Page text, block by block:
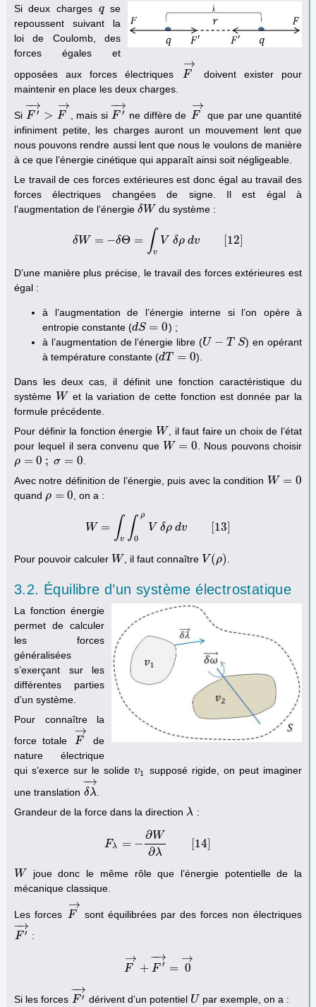
Si deux charges q
qse
repoussent suivant la
loi de Coulomb, des
forces égales et
opposées aux forces électriques
F
→
F→
doivent exister pour
maintenir en place les deux charges.
Si F ′
−→
> F
→
F′→ >F → , mais si F ′
−→
F′→ ne diffère de F
→
F→
que par une quantité
infiniment petite, les charges auront un mouvement lent que
nous pouvons rendre aussi lent que nous le voulons de manière
à ce que l’énergie cinétique qui apparaît ainsi soit négligeable.
Le travail de ces forces extérieures est donc égal au travail des
forces électriques changées de signe. Il est égal à
l’augmentation de l’énergie δW
δW du système :
δW = −δΘ = ∫v
V δρ dv 12
δW=− δΘ =∫v V δρ dv[12
D’une manière plus précise, le travail des forces extérieures est
égal :
à l’augmentation de l’énergie interne si l’on opère à
entropie constante (dS = 0
dS= 0
) ;
à l’augmentation de l’énergie libre (U − T S
U− T S
) en opérant
à température constante (dT = 0
dT= 0 ).
Dans les deux cas, il définit une fonction caractéristique du
système W
W et la variation de cette fonction est donnée par la
formule précédente.
Pour définir la fonction énergie W
W , il faut faire un choix de l’état
pour lequel il sera convenu que W = 0
W= 0
. Nous pouvons choisir
ρ = 0 ; σ = 0
ρ=0 ; σ = 0
Avec notre définition de l’énergie, puis avec la condition W = 0
W= 0
quand ρ = 0
ρ=0 , on a :
W = ∫v ∫ ρ
0
V δρ dv [13]
W ∫v ρV δρ dv[
Pour pouvoir calculer W
W , il faut connaître V (ρ)
V(ρ)
3.2. Équilibre d’un système électrostatique
La fonction énergie
permet de calculer
les forces
généralisées
s’exerçant sur les
différentes parties
d’un système.
Pour connaître la
force totale
F
→
F→
de
nature électrique
qui s’exerce sur le solide v1
v1
supposé rigide, on peut imaginer
une translation δλ
−
→
δλ→
Grandeur de la force dans la direction λ
λ :
Fλ = −
∂W
∂λ
[14]
F λ=−∂W∂
W
W
joue donc le même rôle que l’énergie potentielle de la
mécanique classique.
Les forces F
→
F→
sont équilibrées par des forces non électriques
F ′
−→
F′→ :
F
→
+ F ′
−→
= 0
→
F →+ F′→ =0 →
Si les forces F ′
−→
F′→dérivent d’un potentiel U
U par exemple, on a :